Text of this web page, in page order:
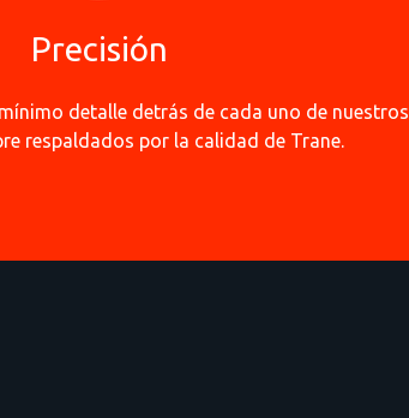
Precisión
detalle detrás de cada uno de nuestros
respaldados por la calidad de Trane.